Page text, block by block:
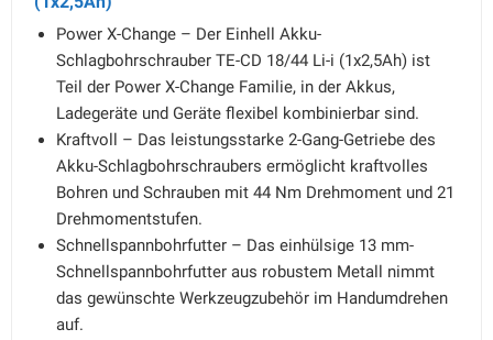
Power X-Change – Der Einhell Akku-
Schlagbohrschrauber TE-CD 18/44 Li-i (1x2,5Ah) ist
Teil der Power X-Change Familie, in der Akkus,
Ladegeräte und Geräte flexibel kombinierbar sind.
Kraftvoll – Das leistungsstarke 2-Gang-Getriebe des
Akku-Schlagbohrschraubers ermöglicht kraftvolles
Bohren und Schrauben mit 44 Nm Drehmoment und 21
Drehmomentstufen.
Schnellspannbohrfutter – Das einhülsige 13 mm-
Schnellspannbohrfutter aus robustem Metall nimmt
das gewünschte Werkzeugzubehör im Handumdrehen
auf.